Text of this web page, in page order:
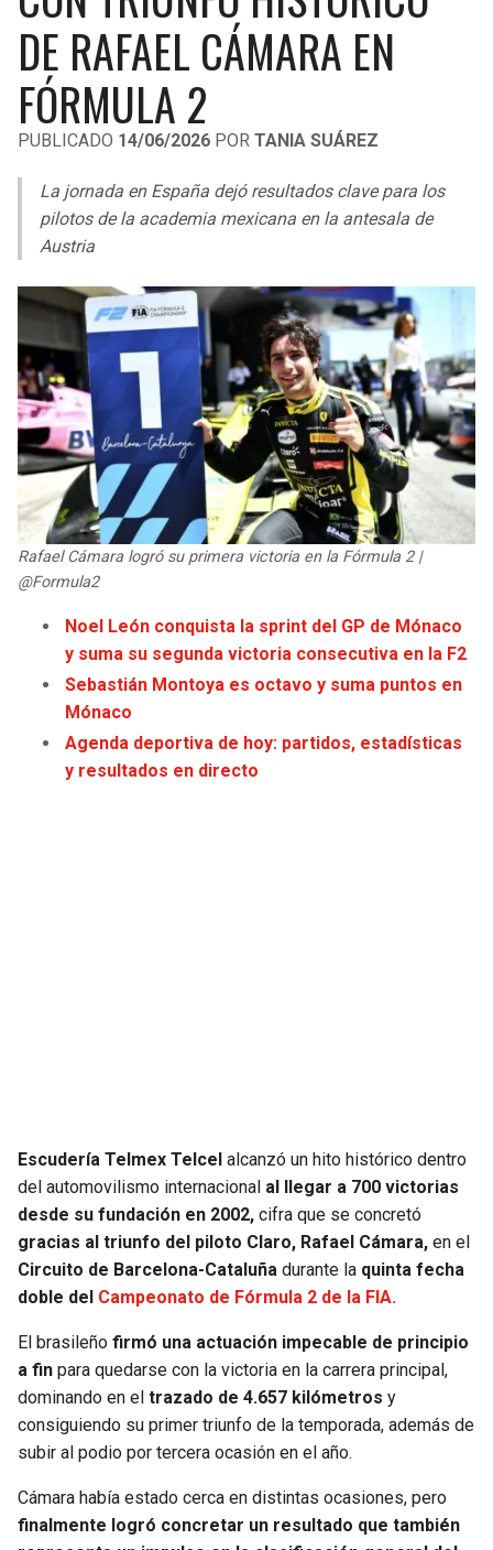
LIGA DE EXPANSIÓN MX
LEAGUES CUP
UEFA EUROPA LEAGUE
UEFA CONFERENCE LEAGUE
MLS
COPA SUDAMERICANA
LIGA BETPLAY
OTRAS LIGAS
RAIDERS
CHARGERS
BENGALS
BROWNS
STEELERS
TEXANS
COLTS
JAGUARS
COWBOYS
GIANTS
EAGLES
PANTHERS
SAINTS
CAVALIERS
PISTONS
BUCKS
HAWKS
HORNETS
HEAT
MAGIC
WIZARDS
CLIPPERS
LAKERS
SUNS
JAZZ
DE RAFAEL CÁMARA EN
FÓRMULA 2
PUBLICADO 14/06/2026 POR TANIA SUÁREZ
La jornada en España dejó resultados clave para los
pilotos de la academia mexicana en la antesala de
Austria
Rafael Cámara logró su primera victoria en la Fórmula 2 |
@Formula2
Noel León conquista la sprint del GP de Mónaco
y suma su segunda victoria consecutiva en la F2
Sebastián Montoya es octavo y suma puntos en
Mónaco
Agenda deportiva de hoy: partidos, estadísticas
y resultados en directo
Escudería Telmex Telcel alcanzó un hito histórico dentro
del automovilismo internacional al llegar a 700 victorias
desde su fundación en 2002, cifra que se concretó
gracias al triunfo del piloto Claro, Rafael Cámara, en el
Circuito de Barcelona-Cataluña durante la quinta fecha
doble del Campeonato de Fórmula 2 de la FIA.
El brasileño firmó una actuación impecable de principio
a fin para quedarse con la victoria en la carrera principal,
dominando en el trazado de 4.657 kilómetros y
consiguiendo su primer triunfo de la temporada, además de
subir al podio por tercera ocasión en el año.
Cámara había estado cerca en distintas ocasiones, pero
finalmente logró concretar un resultado que también